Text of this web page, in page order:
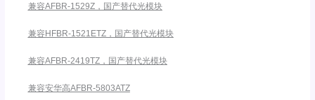
兼容AFBR-1529Z，国产替代光模块
兼容HFBR-1521ETZ，国产替代光模块
兼容AFBR-2419TZ，国产替代光模块
兼容安华高AFBR-5803ATZ